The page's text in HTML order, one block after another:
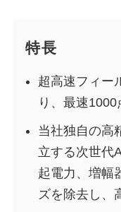
特長
超高速フィー
り、最速
当社独自の高
立する次世代
起電力、増幅
ズを除去し、